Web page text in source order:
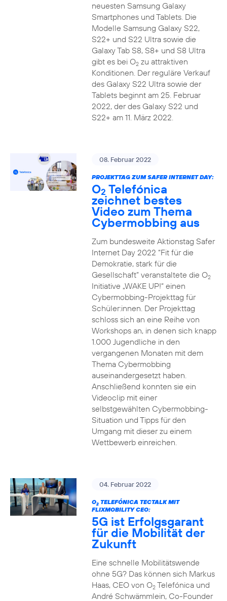
neuesten Samsung Galaxy
Smartphones und Tablets. Die
Modelle Samsung Galaxy S22,
S22+ und S22 Ultra sowie die
Galaxy Tab S8, S8+ und S8 Ultra
gibt es bei O2zu attraktiven
Konditionen. Der reguläre Verkauf
des Galaxy S22 Ultra sowie der
Tablets beginnt am 25. Februar
2022, der des Galaxy S22 und
S22+ am 11. März 2022.
08. Februar 2022
PROJEKTTAG ZUM SAFER INTERNET DAY:
O2 Telefónica
zeichnet bestes
Video zum Thema
Cybermobbing aus
Zum bundesweite Aktionstag Safer
Internet Day 2022 “Fit für die
Demokratie, stark für die
Gesellschaft” veranstaltete die O2
Initiative „WAKE UP!“ einen
Cybermobbing-Projekttag für
Schüler:innen. Der Projekttag
schloss sich an eine Reihe von
Workshops an, in denen sich knapp
1.000 Jugendliche in den
vergangenen Monaten mit dem
Thema Cybermobbing
auseinandergesetzt haben.
Anschließend konnten sie ein
Videoclip mit einer
selbstgewählten Cybermobbing-
Situation und Tipps für den
Umgang mit dieser zu einem
Wettbewerb einreichen.
04. Februar 2022
O2TELEFÓNICA TECTALK MIT
FLIXMOBILITY CEO:
5G ist Erfolgsgarant
für die Mobilität der
Zukunft
Eine schnelle Mobilitätswende
ohne 5G? Das können sich Markus
Haas, CEO von O2Telefónica und
André Schwämmlein, Co-Founder